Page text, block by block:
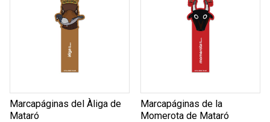
Marcapáginas del Àliga de
Mataró
Marcapáginas de la
Momerota de Mataró